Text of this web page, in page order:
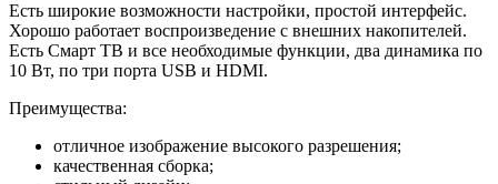
Есть широкие возможности настройки, простой интерфейс.
Хорошо работает воспроизведение с внешних накопителей.
Есть Смарт ТВ и все необходимые функции, два динамика по
10 Вт, по три порта USB и HDMI.
Преимущества:
отличное изображение высокого разрешения;
качественная сборка;